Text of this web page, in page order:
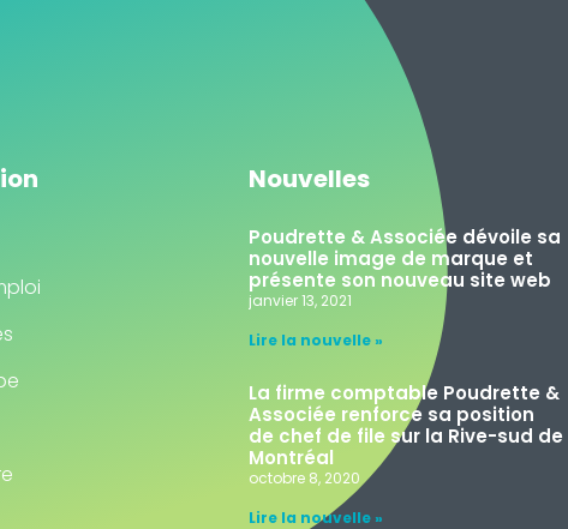
Nouvelles
Poudrette & Associée dévoile sa
nouvelle image de marque et
présente son nouveau site web
janvier 13, 2021
Lire la nouvelle »
La firme comptable Poudrette &
Associée renforce sa position
de chef de file sur la Rive-sud de
Montréal
octobre 8, 2020
Lire la nouvelle »